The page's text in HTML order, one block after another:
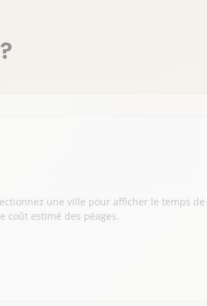
une ville pour afficher le temps
coût estimé des péages.